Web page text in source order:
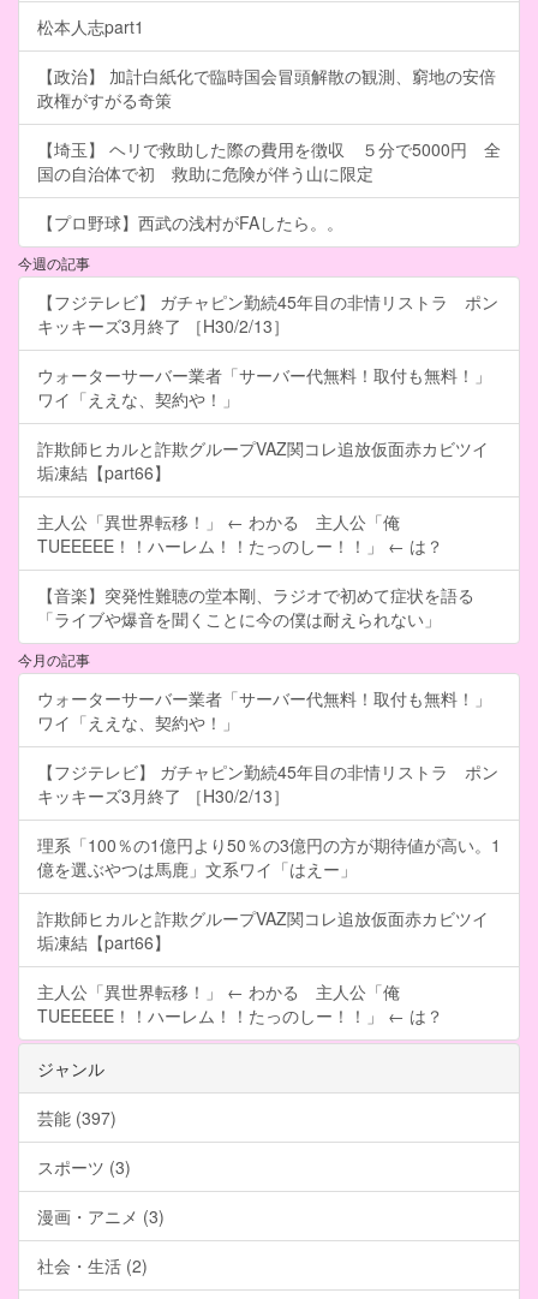
松本人志part1
【政治】 加計白紙化で臨時国会冒頭解散の観測、窮地の安倍
政権がすがる奇策
【埼玉】 ヘリで救助した際の費用を徴収 ５分で5000円 全
国の自治体で初 救助に危険が伴う山に限定
【プロ野球】西武の浅村がFAしたら。。
今週の記事
【フジテレビ】 ガチャピン勤続45年目の非情リストラ ポン
キッキーズ3月終了 ［H30/2/13］
ウォーターサーバー業者「サーバー代無料！取付も無料！」
ワイ「ええな、契約や！」
詐欺師ヒカルと詐欺グループVAZ関コレ追放仮面赤カビツイ
垢凍結【part66】
主人公「異世界転移！」 ← わかる 主人公「俺
TUEEEEE！！ハーレム！！たっのしー！！」 ← は？
【音楽】突発性難聴の堂本剛、ラジオで初めて症状を語る
「ライブや爆音を聞くことに今の僕は耐えられない」
今月の記事
ウォーターサーバー業者「サーバー代無料！取付も無料！」
ワイ「ええな、契約や！」
【フジテレビ】 ガチャピン勤続45年目の非情リストラ ポン
キッキーズ3月終了 ［H30/2/13］
理系「100％の1億円より50％の3億円の方が期待値が高い。1
億を選ぶやつは馬鹿」文系ワイ「はえー」
詐欺師ヒカルと詐欺グループVAZ関コレ追放仮面赤カビツイ
垢凍結【part66】
主人公「異世界転移！」 ← わかる 主人公「俺
TUEEEEE！！ハーレム！！たっのしー！！」 ← は？
ジャンル
芸能 (397)
スポーツ (3)
漫画・アニメ (3)
社会・生活 (2)